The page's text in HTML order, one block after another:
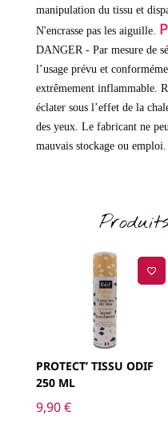
manipulation du tissu et
N'encrasse pas les aiguille.
DANGER - Par mesure de
l’usage prévu et
extrêmement inflammable.
éclater sous l’effet de la
des yeux. Le fabricant ne
mauvais stockage ou emploi.
PROTECT’ TISSU ODIF
250 ML
9,90€